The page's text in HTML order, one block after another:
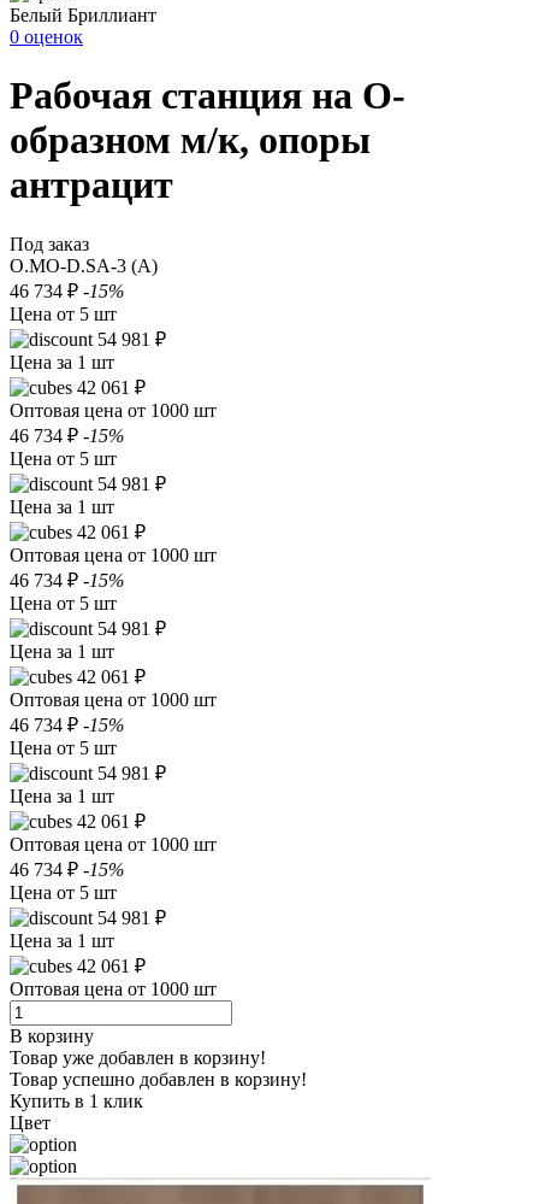
Белый Бриллиант
0 оценок
Рабочая станция на О-
образном м/к, опоры
антрацит
Под заказ
O.MO-D.SA-3 (A)
46 734 ₽ -15%
Цена от 5 шт
54 981 ₽
Цена за 1 шт
42 061 ₽
Оптовая цена от 1000 шт
46 734 ₽ -15%
Цена от 5 шт
54 981 ₽
Цена за 1 шт
42 061 ₽
Оптовая цена от 1000 шт
46 734 ₽ -15%
Цена от 5 шт
54 981 ₽
Цена за 1 шт
42 061 ₽
Оптовая цена от 1000 шт
46 734 ₽ -15%
Цена от 5 шт
54 981 ₽
Цена за 1 шт
42 061 ₽
Оптовая цена от 1000 шт
46 734 ₽ -15%
Цена от 5 шт
54 981 ₽
Цена за 1 шт
42 061 ₽
Оптовая цена от 1000 шт
В корзину
Товар уже добавлен в корзину!
Товар успешно добавлен в корзину!
Купить в 1 клик
Цвет